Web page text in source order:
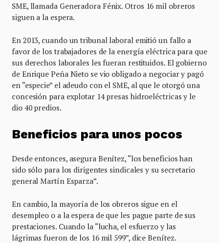
SME, llamada Generadora Fénix. Otros 16 mil obreros
siguen a la espera.
En 2013, cuando un tribunal laboral emitió un fallo a
favor de los trabajadores de la energía eléctrica para que
sus derechos laborales les fueran restituidos. El gobierno
de Enrique Peña Nieto se vio obligado a negociar y pagó
en “especie” el adeudo con el SME, al que le otorgó una
concesión para explotar 14 presas hidroeléctricas y le
dio 40 predios.
Beneficios para unos pocos
Desde entonces, asegura Benítez, “los beneficios han
sido sólo para los dirigentes sindicales y su secretario
general Martín Esparza”.
En cambio, la mayoría de los obreros sigue en el
desempleo o a la espera de que les pague parte de sus
prestaciones. Cuando la “lucha, el esfuerzo y las
lágrimas fueron de los 16 mil 599”, dice Benítez.